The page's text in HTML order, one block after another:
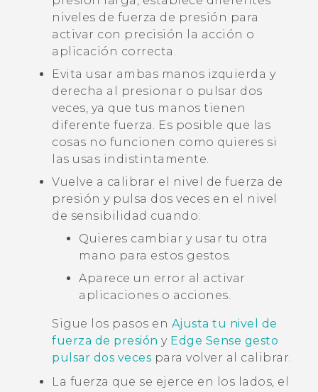
niveles de fuerza de presión para
activar con precisión la acción o
aplicación correcta.
Evita usar ambas manos izquierda y
derecha al presionar o pulsar dos
veces, ya que tus manos tienen
diferente fuerza. Es posible que las
cosas no funcionen como quieres si
las usas indistintamente.
Vuelve a calibrar el nivel de fuerza de
presión y pulsa dos veces en el nivel
de sensibilidad cuando:
Quieres cambiar y usar tu otra
mano para estos gestos.
Aparece un error al activar
aplicaciones o acciones.
Sigue los pasos en Ajusta tu nivel de
fuerza de presión y Edge Sense gesto
pulsar dos veces para volver al calibrar.
La fuerza que se ejerce en los lados, el